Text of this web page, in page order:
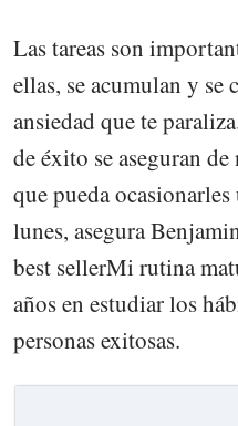
Las tareas son
ellas, se acumulan y se
ansiedad que te
de éxito se aseguran
que pueda
lunes, asegura
best sellerMi rutina
años en estudiar los
personas exitosas.